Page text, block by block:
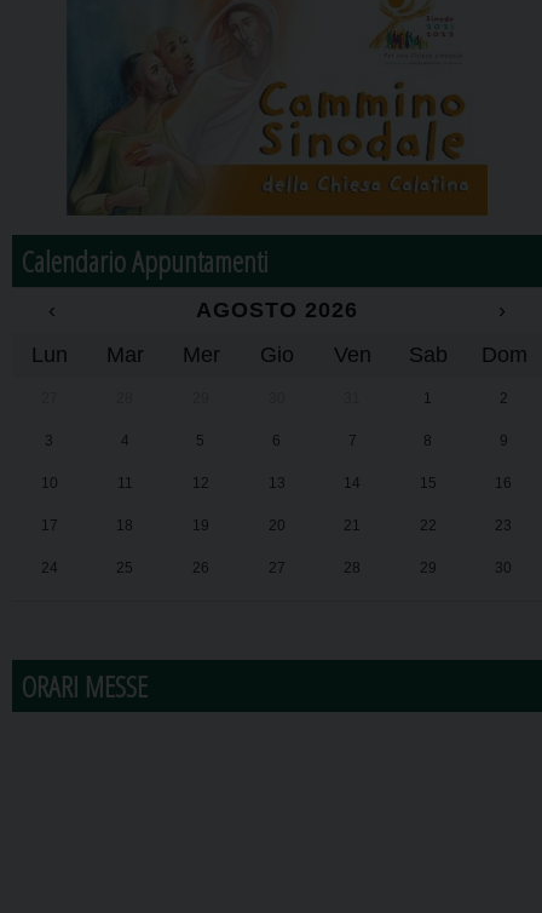
Calendario Appuntamenti
‹ AGOSTO 2026
›
Lun
Mar Mer Gio Ven Sab Dom
1 2
3 4 5 6 7 8 9
10 11 12 13 14 15 16
17 18 19 20 21 22 23
24 25 26 27 28 29 30
ORARI MESSE